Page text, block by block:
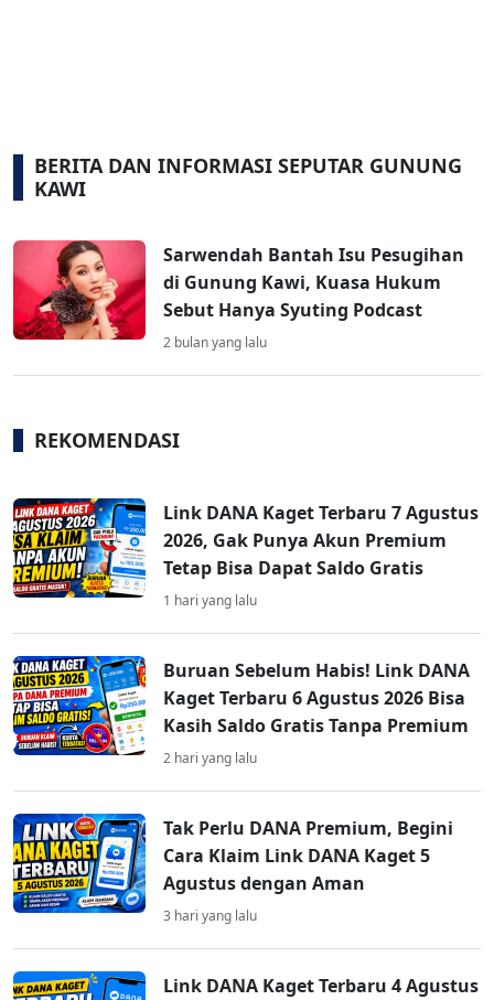
BERITA DAN INFORMASI SEPUTAR GUNUNG
KAWI
Sarwendah Bantah Isu Pesugihan
di Gunung Kawi, Kuasa Hukum
Sebut Hanya Syuting Podcast
2 bulan yang lalu
REKOMENDASI
Link DANA Kaget Terbaru 7 Agustus
2026, Gak Punya Akun Premium
Tetap Bisa Dapat Saldo Gratis
1 hari yang lalu
Buruan Sebelum Habis! Link DANA
Kaget Terbaru 6 Agustus 2026 Bisa
Kasih Saldo Gratis Tanpa Premium
2 hari yang lalu
Tak Perlu DANA Premium, Begini
Cara Klaim Link DANA Kaget 5
Agustus dengan Aman
3 hari yang lalu
Link DANA Kaget Terbaru 4 Agustus